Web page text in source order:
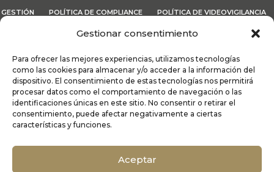
Gestionar consentimiento
Para ofrecer las mejores experiencias, utilizamos tecnologías
como las cookies para almacenar y/o acceder a la información del
dispositivo. El consentimiento de estas tecnologías nos permitirá
procesar datos como el comportamiento de navegación o las
identificaciones únicas en este sitio. No consentir o retirar el
consentimiento, puede afectar negativamente a ciertas
características y funciones.
Aceptar
GESTIÓN POLÍTICA DE COMPLIANCE POLÍTICA DE VIDEOVIGILANCIA
CANAL ÉTICO TÉRMINOS Y CONDICIONES
Lo MáS| Dermatología y Médicina Estética Integral | Recoletas
Salud © 2026
Alergología|
CirugíaOculoplástica|Dermatología Médico
Endocrinología y nutrición